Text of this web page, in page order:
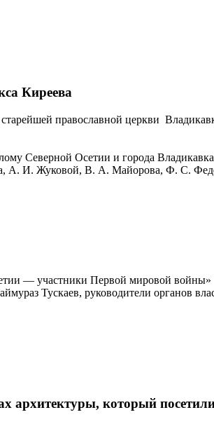
Киреева
православной церкви
Северной Осетии и города
А. И. Жуковой, В. А. Майорова, Ф. С.
— участники Первой мировой войны»
Тускаев, руководители органов
архитектуры, который